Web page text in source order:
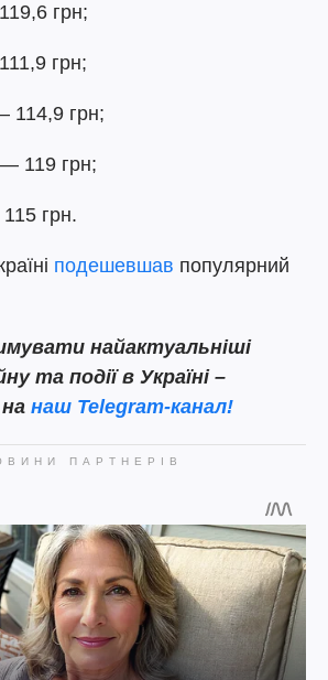
грн;
грн;
114,9 грн;
119 грн;
грн.
подешевшав популярний
найактуальніші
та події в Україні –
наш Telegram-канал!